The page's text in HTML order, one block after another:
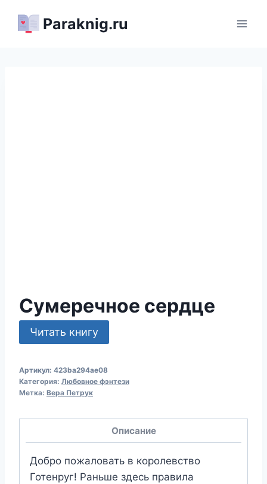
Paraknig.ru
Сумеречное сердце
Читать книгу
Артикул: 423ba294ae08
Категория: Любовное фэнтези
Метка: Вера Петрук
Описание
Добро пожаловать в королевство
Готенруг! Раньше здесь правила